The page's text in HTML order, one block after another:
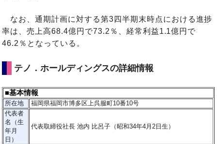
なお、通期計画に対する第3四半期末時点における進捗
率は、売上高68.4億円で73.2％、経常利益1.1億円で
46.2％となっている。
テノ．ホールディングスの詳細情報
■基本情報
所在地
福岡県福岡市博多区上呉服町10番10号
代表者
名（生
年月
日）
代表取締役社長 池内 比呂子（昭和34年4月2日生）